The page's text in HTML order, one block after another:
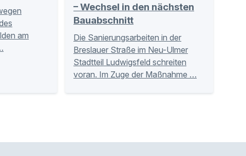
am
– Wechsel in den nächsten
Bauabschnitt
Die Sanierungsarbeiten in der
Breslauer Straße im Neu-Ulmer
Stadtteil Ludwigsfeld schreiten
voran. Im Zuge der Maßnahme …